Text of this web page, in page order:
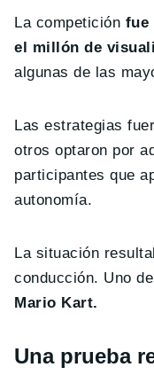
La competición fue
el millón de
algunas de las
Las estrategias
otros optaron por
participantes que
autonomía.
La situación
conducción. Uno
Mario Kart.
Una prueba